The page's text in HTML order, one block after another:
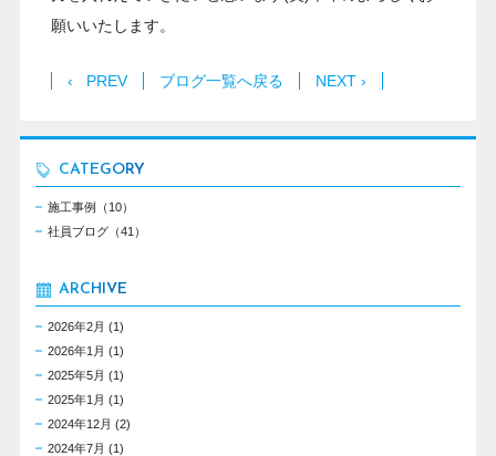
願いいたします。
‹ PREV ブログ一覧へ戻る NEXT ›
CATEGORY
施工事例（10）
社員ブログ（41）
ARCHIVE
2026年2月 (1)
2026年1月 (1)
2025年5月 (1)
2025年1月 (1)
2024年12月 (2)
2024年7月 (1)